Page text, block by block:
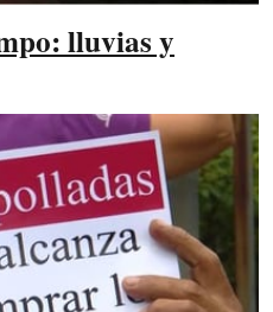
lluvias y